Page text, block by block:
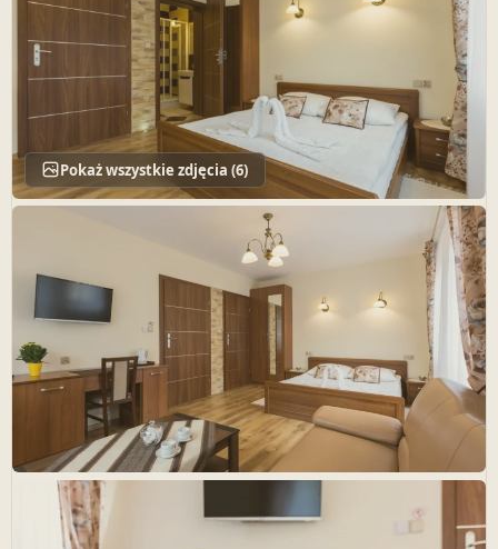
Pokaż wszystkie zdjęcia (6)